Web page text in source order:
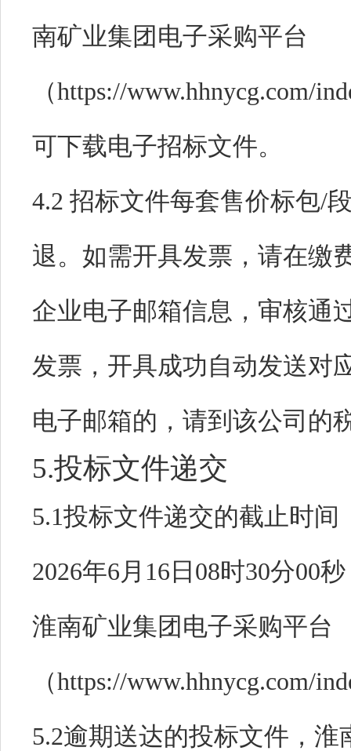
南矿业集团电子采购平台
（https://www.hhnycg.com/
可下载电子招标文件。
4.2 招标文件每套售价标包/
退。如需开具发票，请在缴
企业电子邮箱信息，审核通
发票，开具成功自动发送对
电子邮箱的，请到该公司的
5.投标文件递交
5.1投标文件递交的截止时
2026年6月16日08时30分00秒
淮南矿业集团电子采购平台
（https://www.hhnycg.com/
5.2逾期送达的投标文件，